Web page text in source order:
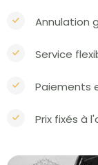
Annulation
Service
Paiements
Prix fixés à